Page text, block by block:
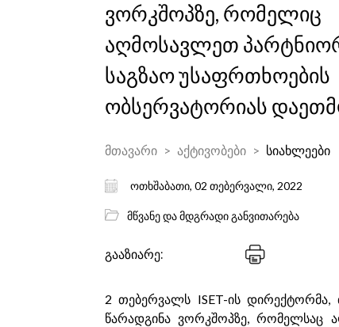
ვორკშოპზე, რომელიც
აღმოსავლეთ
საგზაო უსაფრთხოების
ობსერვატორიას
მთავარი აქტივობები სიახლეები
ოთხშაბათი, 02 თებერვალი, 2022
მწვანე და მდგრადი განვითარება
გააზიარე:
2 თებერვალს ISET-ის
წარადგინა ვორკშოპზე, რომელსაც